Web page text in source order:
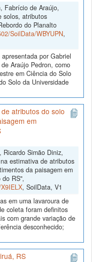
Fabrício de Araújo,
solos, atributos
do Planalto
SoilData/WBYUPN,
por Gabriel
Araújo Pedron, como
em Ciência do Solo
Solo da Universidade
atributos do solo
em
Ricardo Simão Diniz,
estimativa de atributos
da paisagem em
do RS",
, SoilData, V1
em uma lavaroura de
coleta foram definitos
com grande variação de
desconhecido;
RS